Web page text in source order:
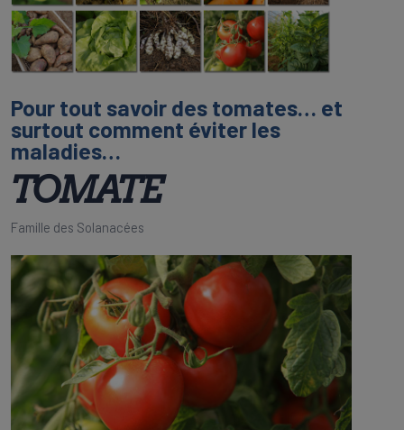
Pour tout savoir des tomates… et
surtout comment éviter les
maladies…
TOMATE
Famille des Solanacées